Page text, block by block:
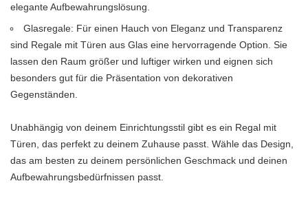
elegante Aufbewahrungslösung.
Glasregale: Für einen Hauch von Eleganz und Transparenz
sind Regale mit Türen aus Glas eine hervorragende Option. Sie
lassen den Raum größer und luftiger wirken und eignen sich
besonders gut für die Präsentation von dekorativen
Gegenständen.
Unabhängig von deinem Einrichtungsstil gibt es ein Regal mit
Türen, das perfekt zu deinem Zuhause passt. Wähle das Design,
das am besten zu deinem persönlichen Geschmack und deinen
Aufbewahrungsbedürfnissen passt.